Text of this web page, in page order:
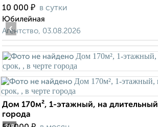
10 000 ₽ в сутки
Юбилейная
Агентство, 03.08.2026
‹
Дом 170м², 1-этажный, на
города